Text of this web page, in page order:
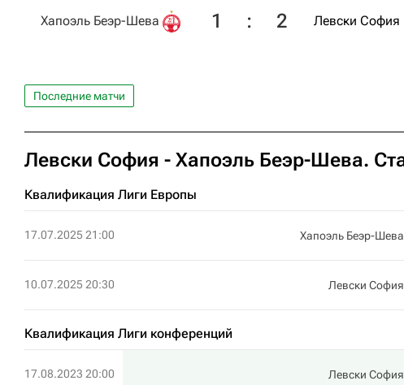
Хапоэль Беэр-Шева 1 : 2 Левски София
Последние матчи
Левски София - Хапоэль Беэр-Шева.
Квалификация Лиги Европы
17.07.2025 21:00 Хапоэль Беэр-Шева
10.07.2025 20:30 Левски София
Квалификация Лиги конференций
17.08.2023 20:00 Левски София